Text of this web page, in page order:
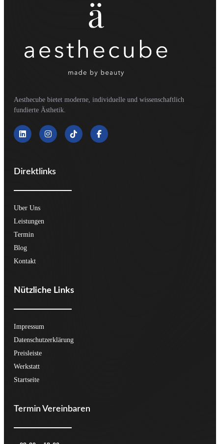
Aesthecube bietet moderne, individuelle und wissenschaftlich
fundierte Ästhetik.
Direktlinks
Uber Uns
Leistungen
Termin
Blog
Kontakt
Nützliche Links
Impressum
Datenschutzerklärung
Preisleiste
Werkstatt
Startseite
Termin Vereinbaren